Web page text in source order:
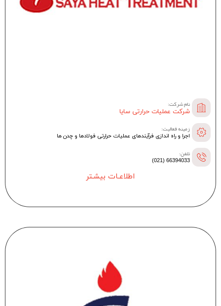
نام شرکت:
شرکت عملیات حرارتی سایا
زمینه فعالیت:
اجرا و راه اندازی فرآیندهای عملیات حرارتی فولادها و چدن ها
تلفن:
66394033 (021)
اطلاعـات بیشـتر